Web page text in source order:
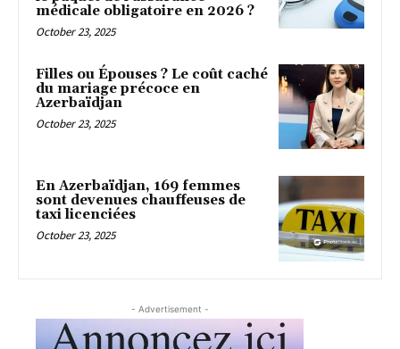
médicale obligatoire en 2026 ?
October 23, 2025
Filles ou Épouses ? Le coût caché
du mariage précoce en
Azerbaïdjan
October 23, 2025
En Azerbaïdjan, 169 femmes
sont devenues chauffeuses de
taxi licenciées
October 23, 2025
- Advertisement -